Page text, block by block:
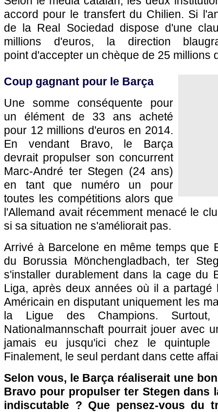
accord pour le transfert du Chilien. Si
de la Real Sociedad dispose d'une
millions d'euros, la direction
point d'accepter un chèque de 25 millions
Coup gagnant pour le Barça
Une somme conséquente pour
un élément de 33 ans acheté
pour 12 millions d'euros en 2014.
En vendant Bravo, le Barça
devrait propulser son concurrent
Marc-André ter Stegen (24 ans)
en tant que numéro un pour
toutes les compétitions alors que
l'Allemand avait récemment menacé le
si sa situation ne s'améliorait pas.
Arrivé à Barcelone en même temps que
du Borussia Mönchengladbach, ter
s'installer durablement dans la cage du
Liga, après deux années où il a partagé
Américain en disputant uniquement les
la Ligue des Champions.
Nationalmannschaft pourrait jouer avec
jamais eu jusqu'ici chez le quintuple
Finalement, le seul perdant dans cette
Selon vous, le Barça réaliserait une
Bravo pour propulser ter Stegen dans
indiscutable ? Que pensez-vous du